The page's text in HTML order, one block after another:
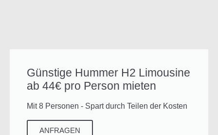
Günstige Hummer H2 Limousine
ab 44€ pro Person mieten
Mit 8 Personen - Spart durch Teilen der Kosten
ANFRAGEN